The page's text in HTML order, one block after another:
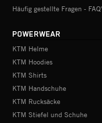
Häufig gestellte Fragen -
POWERWEAR
KTM Helme
KTM Hoodies
KTM Shirts
KTM Handschuhe
KTM Rucksäcke
KTM Stiefel und Schuhe